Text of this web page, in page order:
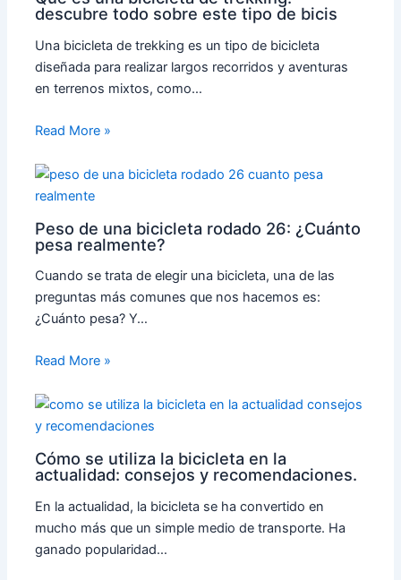
descubre todo sobre este tipo de bicis
Una bicicleta de trekking es un tipo de bicicleta
diseñada para realizar largos recorridos y aventuras
en terrenos mixtos, como…
Read More »
Peso de una bicicleta rodado 26: ¿Cuánto
pesa realmente?
Cuando se trata de elegir una bicicleta, una de las
preguntas más comunes que nos hacemos es:
¿Cuánto pesa? Y…
Read More »
Cómo se utiliza la bicicleta en la
actualidad: consejos y recomendaciones.
En la actualidad, la bicicleta se ha convertido en
mucho más que un simple medio de transporte. Ha
ganado popularidad…